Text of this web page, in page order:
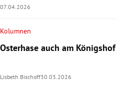
07.04.2026
Kolumnen
Osterhase auch am Königshof
Lisbeth Bischoff30.03.2026